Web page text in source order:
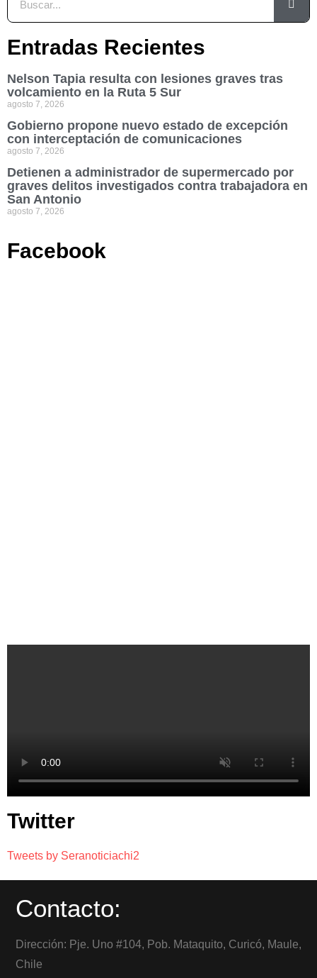
Entradas Recientes
Nelson Tapia resulta con lesiones graves tras
volcamiento en la Ruta 5 Sur
agosto 7, 2026
Gobierno propone nuevo estado de excepción
con interceptación de comunicaciones
agosto 7, 2026
Detienen a administrador de supermercado por
graves delitos investigados contra trabajadora en
San Antonio
agosto 7, 2026
Facebook
Twitter
Tweets by Seranoticiachi2
Contacto:
Dirección: Pje. Uno #104, Pob. Mataquito, Curicó, Maule,
Chile